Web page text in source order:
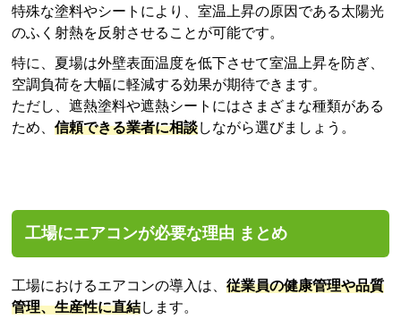
特殊な塗料やシートにより、室温上昇の原因である太陽光
のふく射熱を反射させることが可能です。
特に、夏場は外壁表面温度を低下させて室温上昇を防ぎ、
空調負荷を大幅に軽減する効果が期待できます。
ただし、遮熱塗料や遮熱シートにはさまざまな種類がある
ため、信頼できる業者に相談しながら選びましょう。
工場にエアコンが必要な理由 まとめ
工場におけるエアコンの導入は、従業員の健康管理や品質
管理、生産性に直結します。